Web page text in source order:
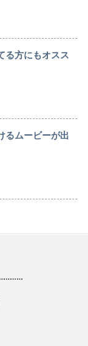
る方にもオスス
るムービーが出